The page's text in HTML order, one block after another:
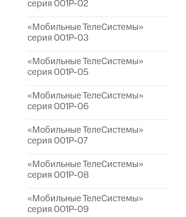
серия 001P-02
«Мобильные ТелеСистемы»
серия 001P-03
«Мобильные ТелеСистемы»
серия 001P-05
«Мобильные ТелеСистемы»
серия 001P-06
«Мобильные ТелеСистемы»
серия 001P-07
«Мобильные ТелеСистемы»
серия 001P-08
«Мобильные ТелеСистемы»
серия 001P-09